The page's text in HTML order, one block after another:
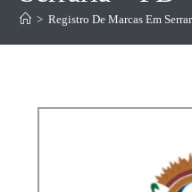
> Registro De Marcas Em